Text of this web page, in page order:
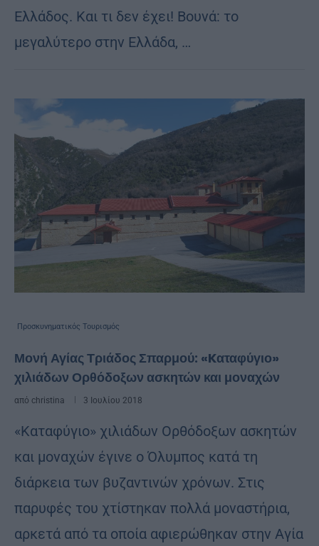
Ελλάδος. Και τι δεν έχει! Βουνά: το
μεγαλύτερο στην Ελλάδα, …
Προσκυνηματικός Τουρισμός
Μονή Αγίας Τριάδος Σπαρμού: «Kαταφύγιο»
χιλιάδων Ορθόδοξων ασκητών και μοναχών
από christina 3 Ιουλίου 2018
«Kαταφύγιο» χιλιάδων Ορθόδοξων ασκητών
και μοναχών έγινε ο Όλυμπος κατά τη
διάρκεια των βυζαντινών χρόνων. Στις
παρυφές του χτίστηκαν πολλά μοναστήρια,
αρκετά από τα οποία αφιερώθηκαν στην Αγία